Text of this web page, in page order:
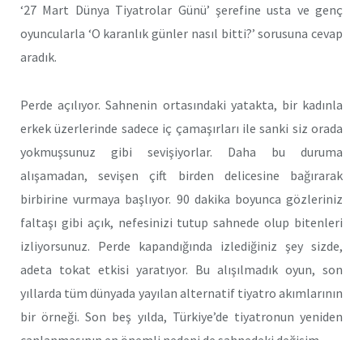
‘27 Mart Dünya Tiyatrolar Günü’ şerefine usta ve genç
oyuncularla ‘O karanlık günler nasıl bitti?’ sorusuna cevap
aradık.
Perde açılıyor. Sahnenin ortasındaki yatakta, bir kadınla
erkek üzerlerinde sadece iç çamaşırları ile sanki siz orada
yokmuşsunuz gibi sevişiyorlar. Daha bu duruma
alışamadan, sevişen çift birden delicesine bağırarak
birbirine vurmaya başlıyor. 90 dakika boyunca gözleriniz
faltaşı gibi açık, nefesinizi tutup sahnede olup bitenleri
izliyorsunuz. Perde kapandığında izlediğiniz şey sizde,
adeta tokat etkisi yaratıyor. Bu alışılmadık oyun, son
yıllarda tüm dünyada yayılan alternatif tiyatro akımlarının
bir örneği. Son beş yılda, Türkiye’de tiyatronun yeniden